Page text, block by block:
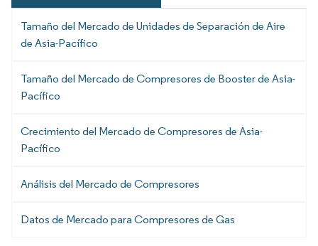
Tamaño del Mercado de Unidades de Separación de Aire
de Asia-Pacífico
Tamaño del Mercado de Compresores de Booster de Asia-
Pacífico
Crecimiento del Mercado de Compresores de Asia-
Pacífico
Análisis del Mercado de Compresores
Datos de Mercado para Compresores de Gas